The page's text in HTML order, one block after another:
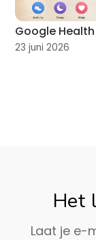
Google
23 juni 2026
Het
Laat je e-